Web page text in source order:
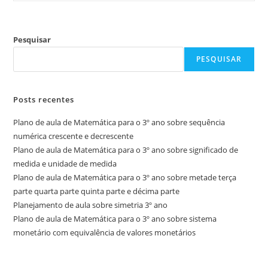
Pesquisar
PESQUISAR
Posts recentes
Plano de aula de Matemática para o 3º ano sobre sequência
numérica crescente e decrescente
Plano de aula de Matemática para o 3º ano sobre significado de
medida e unidade de medida
Plano de aula de Matemática para o 3º ano sobre metade terça
parte quarta parte quinta parte e décima parte
Planejamento de aula sobre simetria 3º ano
Plano de aula de Matemática para o 3º ano sobre sistema
monetário com equivalência de valores monetários